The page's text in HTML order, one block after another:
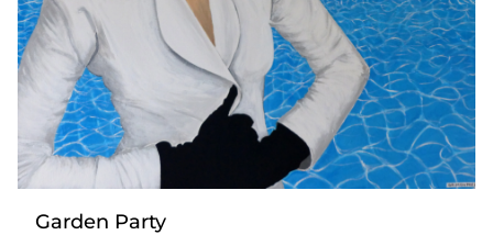
Garden Party